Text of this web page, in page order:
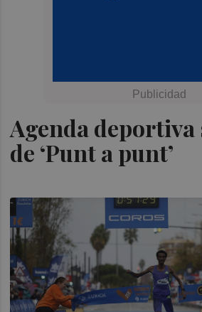
Agenda deportiva
de ‘Punt a punt’